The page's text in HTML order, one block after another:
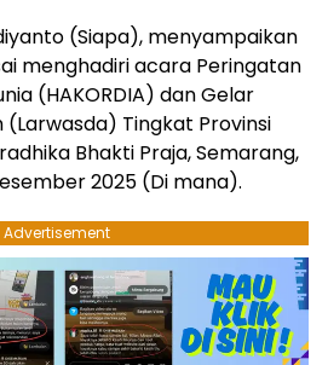
(Siapa), menyampaikan
menghadiri acara Peringatan
(HAKORDIA) dan Gelar
Tingkat Provinsi
Bhakti Praja, Semarang,
2025 (Di mana).
Advertisement